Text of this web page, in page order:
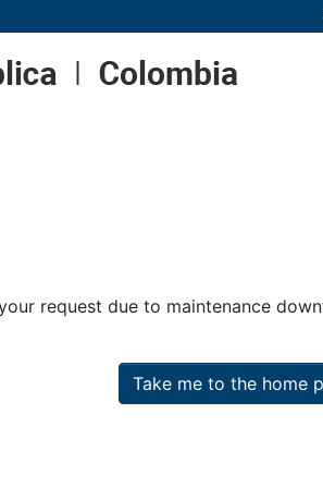
request due to maintenance
Take me to the home